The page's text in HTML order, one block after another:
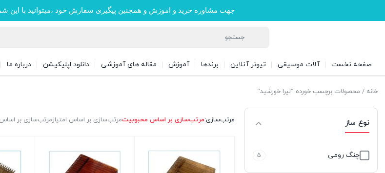
جهت مشاوره خرید و اموزش و همچنین پیگیری سفارش خود ،میتوانید با این
صفحه نخست آلات موسیقی تیونر آنلاین برندها آموزش مقاله های آموزشی دانلود اپلیکیشن درباره ما
خانه / محصولات برچسب خورده “لیرا خورشید”
نوع ساز
چنگ رومی 5
مرتب‌سازی:مرتب‌سازی بر اساس محبوبیتمرتب‌سازی بر اساس امتیازمرتب‌سازی بر